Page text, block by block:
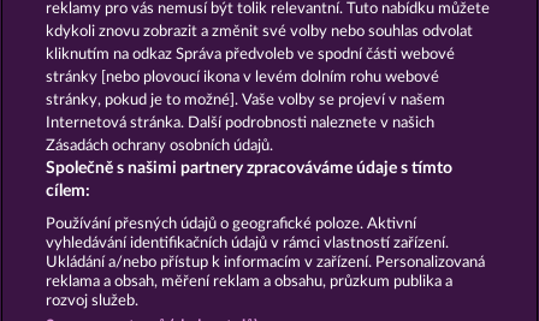
Royal Seven Golden Ei of Moorhuhn
Podmínky Prohlášení o ochraně údajů
Kontakt
reklamy pro vás nemusí být tolik relevantní. Tuto nabídku můžete
kdykoli znovu zobrazit a změnit své volby nebo souhlas odvolat
kliknutím na odkaz Správa předvoleb ve spodní části webové
stránky [nebo plovoucí ikona v levém dolním rohu webové
stránky, pokud je to možné]. Vaše volby se projeví v našem
Internetová stránka. Další podrobnosti naleznete v našich
Zásadách ochrany osobních údajů.
Společně s našimi partnery zpracováváme údaje s tímto
cílem:
Používání přesných údajů o geografické poloze. Aktivní
vyhledávání identifikačních údajů v rámci vlastností zařízení.
Ukládání a/nebo přístup k informacím v zařízení. Personalizovaná
reklama a obsah, měření reklam a obsahu, průzkum publika a
rozvoj služeb.